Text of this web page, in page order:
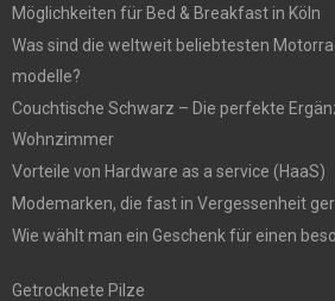
Möglichkeiten für Bed & Breakfast in Köln
Was sind die weltweit beliebtesten
modelle?
Couchtische Schwarz – Die perfekte
Wohnzimmer
Vorteile von Hardware as a service (HaaS)
Modemarken, die fast in Vergessenheit
Wie wählt man ein Geschenk für einen
Getrocknete Pilze